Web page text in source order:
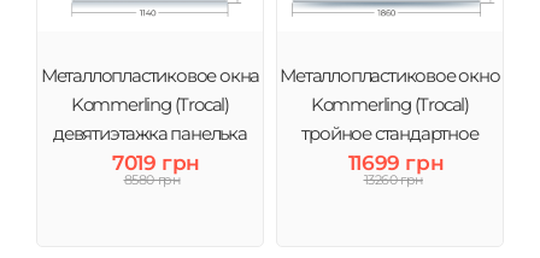
Металлопластиковое окна
Kommerling (Trocal)
девятиэтажка панелька
7019 грн
8580 грн
Металлопластиковое окно
Kommerling (Trocal)
тройное стандартное
11699 грн
13260 грн